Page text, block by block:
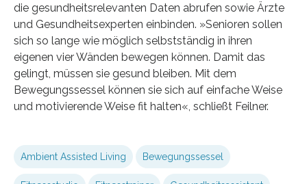
die gesundheitsrelevanten Daten abrufen sowie Ärzte
und Gesundheitsexperten einbinden. »Senioren sollen
sich so lange wie möglich selbstständig in ihren
eigenen vier Wänden bewegen können. Damit das
gelingt, müssen sie gesund bleiben. Mit dem
Bewegungssessel können sie sich auf einfache Weise
und motivierende Weise fit halten«, schließt Feilner.
Ambient Assisted Living Bewegungssessel